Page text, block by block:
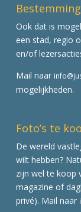
Ook dat is
een stad, regio
en/of
Mail naar
mogelijkheden.
Foto’s te
De wereld
wilt hebben?
zijn wel te koop
magazine of
privé). Mail naar